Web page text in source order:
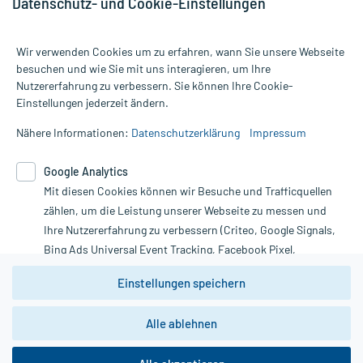
Alle Preise gelten inkl. MwSt., ggf. zzgl. Versandkosten
Informationen auf dieser Website werden ausschließlich für
die Untersuchung und Behandlung durch einen Arzt. Bitte
Therapien eingeleitet werden können. | Diese Webseite benutzt
Google Analytics. Lesen Sie bitte dazu die wichtigen Hinweise in
unserer Datenschutzerklärung. Für den Widerruf einer Bestellung
nutzen Sie das Formular:
Vertrag widerrufen
*Hinweise zu unseren Aktionen und Bewertungen
Wir verwenden Cookies um zu erfahren, wann Sie unsere Webseite
besuchen und wie Sie mit uns interagieren, um Ihre
Nutzererfahrung zu verbessern. Sie können Ihre Cookie-
Einstellungen jederzeit ändern.
Nähere Informationen: Datenschutzerklärung Impressum
Google Analytics
Mit diesen Cookies können wir Besuche und Trafficquellen
zählen, um die Leistung unserer Webseite zu messen und
Ihre Nutzererfahrung zu verbessern (Criteo, Google Signals,
Bing Ads Universal Event Tracking, Facebook Pixel,
Youtube-Social Plugin).
Wir weisen darauf hin, dass die
zwingend den Europäischen Anforderungen gem. EU-
DSGVO genügen und ein Datentransfer in Drittstaaten bzw.
Einstellungen speichern
Alle ablehnen